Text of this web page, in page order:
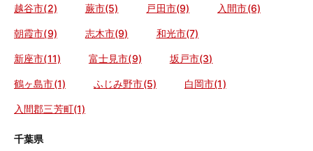
越谷市(2) 蕨市(5) 戸田市(9) 入間市(6)
朝霞市(9) 志木市(9) 和光市(7)
新座市(11) 富士見市(9) 坂戸市(3)
鶴ヶ島市(1) ふじみ野市(5) 白岡市(1)
入間郡三芳町(1)
千葉県